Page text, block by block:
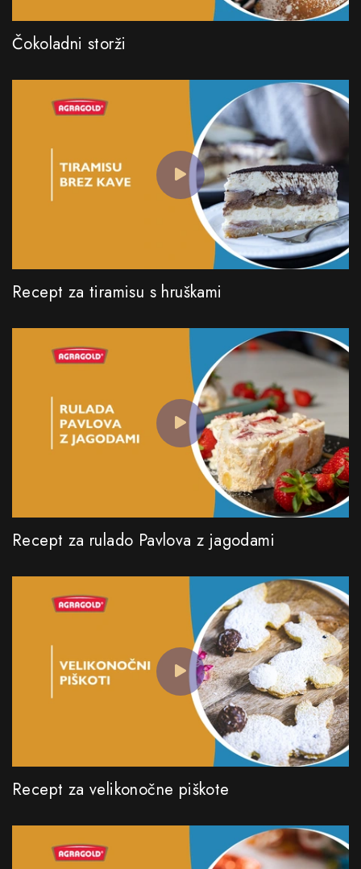
Čokoladni storži
Recept za tiramisu s hruškami
Recept za rulado Pavlova z jagodami
Recept za velikonočne piškote